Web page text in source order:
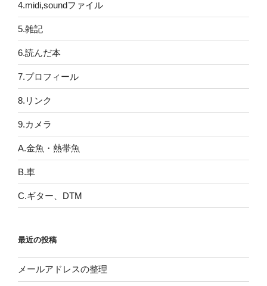
4.midi,soundファイル
5.雑記
6.読んだ本
7.プロフィール
8.リンク
9.カメラ
A.金魚・熱帯魚
B.車
C.ギター、DTM
最近の投稿
メールアドレスの整理